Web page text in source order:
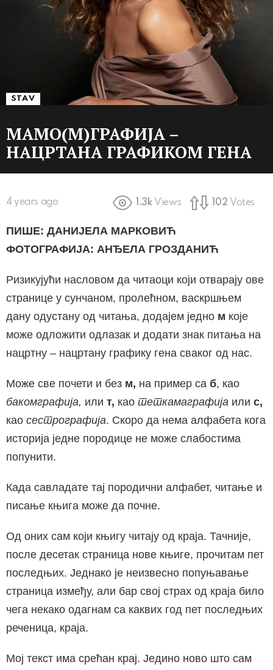
STAV
МАМО(М)ГРАФИЈА –
НАЦРТАНА ГРАФИКОМ ГЕНА
4 years ago 1.3k Views 102 Votes
ПИШЕ: ДАНИЈЕЛА МАРКОВИЋ
ФОТОГРАФИЈА: АНЂЕЛА ГРОЗДАНИЋ
Ризикујући насловом да читаоци који отварају ове
странице у сунчаном, пролећном, васкршњем
дану одустану од читања, додајем једно м које
може одложити одлазак и додати знак питања на
нацртну – нацртану графику гена сваког од нас.
Може све почети и без м, на пример са б, као
бакомграфија, или т, као теткамаграфија или с,
као сестрографија. Скоро да нема алфабета кога
историја једне породице не може слабостима
попунити.
Када савладате тај породични алфабет, читање и
писање књига може да почне.
Од оних сам који књигу читају од краја. Тачније,
после десетак страница нове књиге, прочитам пет
последњих. Једнако је неизвесно попуњавање
страница између, али бар свој страх од краја било
чега некако одагнам са каквих год пет последњих
реченица, краја.
Мој текст има срећан крај. Једино ново што сам